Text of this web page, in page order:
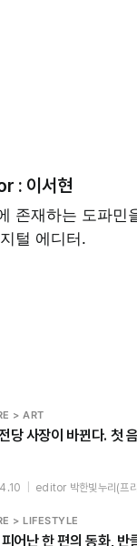
: 이서현
존재하는 도파민
털 에디터.
> ART
당 사장이 바뀐다. 첫
editor 박한빛누리(프
> LIFESTYLE
어난 한 편의 동화, 반